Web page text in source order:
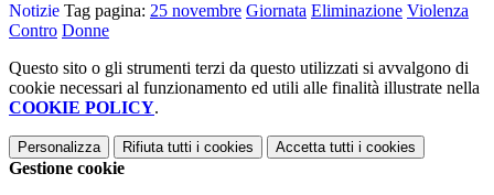
Notizie Tag pagina: 25 novembre Giornata Eliminazione Violenza
Contro Donne
Questo sito o gli strumenti terzi da questo utilizzati si avvalgono di
cookie necessari al funzionamento ed utili alle finalità illustrate nella
COOKIE POLICY.
Personalizza Rifiuta tutti i cookies Accetta tutti i cookies
Gestione cookie